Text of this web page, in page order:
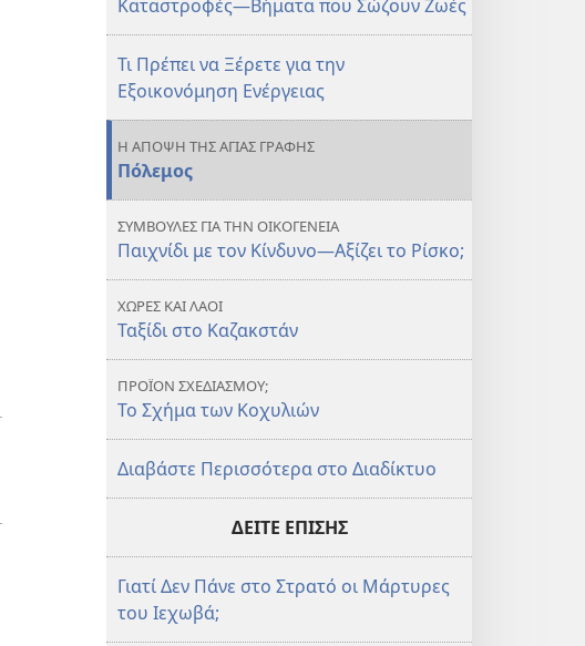
Σώζουν
Καταστροφές—Βήματα που Σώζουν Ζωές
Τι Πρέπει να Ξέρετε για την
Εξοικονόμηση Ενέργειας
Η ΑΠΟΨΗ ΤΗΣ ΑΓΙΑΣ ΓΡΑΦΗΣ
Πόλεμος
ΣΥΜΒΟΥΛΕΣ ΓΙΑ ΤΗΝ ΟΙΚΟΓΕΝΕΙΑ
Παιχνίδι με τον Κίνδυνο—Αξίζει το Ρίσκο;
ΧΩΡΕΣ ΚΑΙ ΛΑΟΙ
Ταξίδι στο Καζακστάν
ΠΡΟΪΟΝ ΣΧΕΔΙΑΣΜΟΥ;
Το Σχήμα των Κοχυλιών
Διαβάστε Περισσότερα στο Διαδίκτυο
ΔΕΙΤΕ ΕΠΙΣΗΣ
Γιατί Δεν Πάνε στο Στρατό οι Μάρτυρες
του Ιεχωβά;